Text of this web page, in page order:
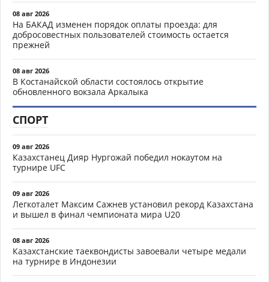
08 авг 2026
На БАКАД изменен порядок оплаты проезда: для
добросовестных пользователей стоимость остается
прежней
08 авг 2026
В Костанайской области состоялось открытие
обновленного вокзала Аркалыка
СПОРТ
09 авг 2026
Казахстанец Дияр Нургожай победил нокаутом на
турнире UFC
09 авг 2026
Легкоталет Максим Сажнев установил рекорд Казахстана
и вышел в финал чемпионата мира U20
08 авг 2026
Казахстанские таеквондисты завоевали четыре медали
на турнире в Индонезии